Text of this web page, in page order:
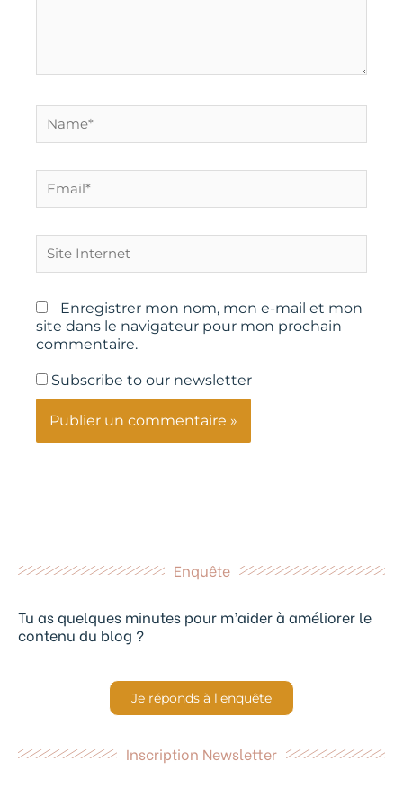
Internet
Enregistrer mon nom, mon e-mail et mon
site dans le navigateur pour mon prochain
commentaire.
Subscribe to our newsletter
Enquête
Tu as quelques minutes pour m’aider à améliorer le
contenu du blog ?
Je réponds à l'enquête
Inscription Newsletter